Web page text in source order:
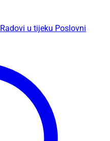
Radovi u tijeku Poslovni